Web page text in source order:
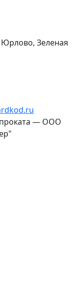
Юрлово, Зеленая
— ООО